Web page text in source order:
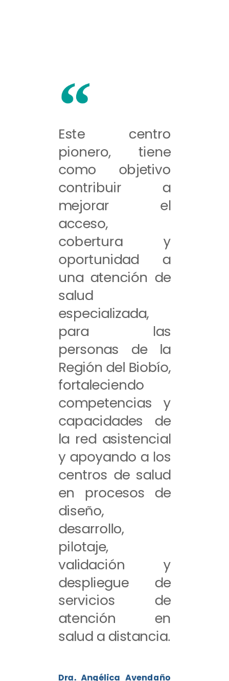
Este centro
pionero, tiene
como objetivo
contribuir a
mejorar el
acceso,
cobertura y
oportunidad a
una atención de
salud
especializada,
para las
personas de la
Región del Biobío,
fortaleciendo
competencias y
capacidades de
la red asistencial
y apoyando a los
centros de salud
en procesos de
diseño,
desarrollo,
pilotaje,
validación y
despliegue de
servicios de
atención en
salud a distancia.
Dra. Angélica Avendaño